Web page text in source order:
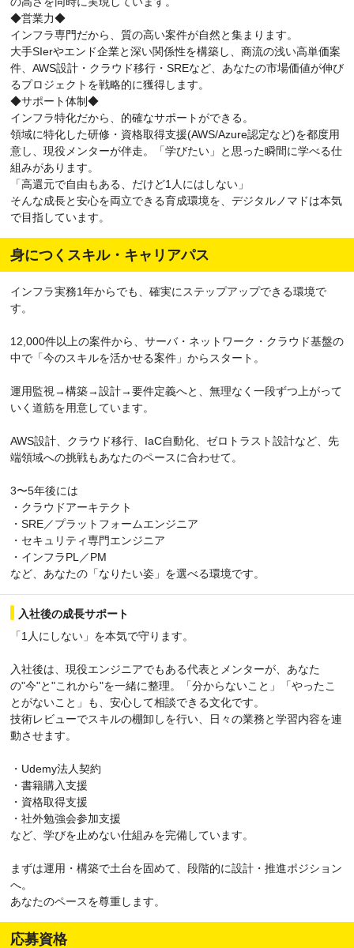
◆営業力◆
インフラ専門だから、質の高い案件が自然と集まります。
大手SIerやエンド企業と深い関係性を構築し、商流の浅い高単価案
件、AWS設計・クラウド移行・SREなど、あなたの市場価値が伸び
るプロジェクトを戦略的に獲得します。
◆サポート体制◆
インフラ特化だから、的確なサポートができる。
領域に特化した研修・資格取得支援(AWS/Azure認定など)を都度用
意し、現役メンターが伴走。「学びたい」と思った瞬間に学べる仕
組みがあります。
「高還元で自由もある、だけど1人にはしない」
そんな成長と安心を両立できる育成環境を、デジタルノマドは本気
で目指しています。
身につくスキル・キャリアパス
インフラ実務1年からでも、確実にステップアップできる環境で
す。
12,000件以上の案件から、サーバ・ネットワーク・クラウド基盤の
中で「今のスキルを活かせる案件」からスタート。
運用監視→構築→設計→要件定義へと、無理なく一段ずつ上がって
いく道筋を用意しています。
AWS設計、クラウド移行、IaC自動化、ゼロトラスト設計など、先
端領域への挑戦もあなたのペースに合わせて。
3〜5年後には
・クラウドアーキテクト
・SRE／プラットフォームエンジニア
・セキュリティ専門エンジニア
・インフラPL／PM
など、あなたの「なりたい姿」を選べる環境です。
入社後の成長サポート
「1人にしない」を本気で守ります。
入社後は、現役エンジニアでもある代表とメンターが、あなた
の"今"と"これから"を一緒に整理。「分からないこと」「やったこ
とがないこと」も、安心して相談できる文化です。
技術レビューでスキルの棚卸しを行い、日々の業務と学習内容を連
動させます。
・Udemy法人契約
・書籍購入支援
・資格取得支援
・社外勉強会参加支援
など、学びを止めない仕組みを完備しています。
まずは運用・構築で土台を固めて、段階的に設計・推進ポジション
へ。
あなたのペースを尊重します。
応募資格